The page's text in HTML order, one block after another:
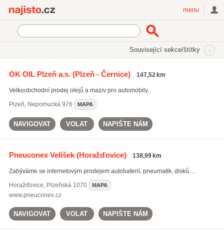
menu
Související sekce/štítky
příslušenství pro auta
servis automobilů(4404)
tunning(104)
Všechny související štítky
OK OIL Plzeň a.s.(Plzeň - Černice) 147,52 km
Velkoobchodní prodej olejů a maziv pro automobily.
Plzeň, Nepomucká 976 MAPA
NAVIGOVAT VOLAT NAPIŠTE NÁM
Pneuconex Velíšek(Horažďovice) 138,99 km
Zabýváme se internetovým prodejem autobaterií, pneumatik, disků ...
Horažďovice, Plzeňská 1070 MAPA
www.pneuconex.cz
NAVIGOVAT VOLAT NAPIŠTE NÁM